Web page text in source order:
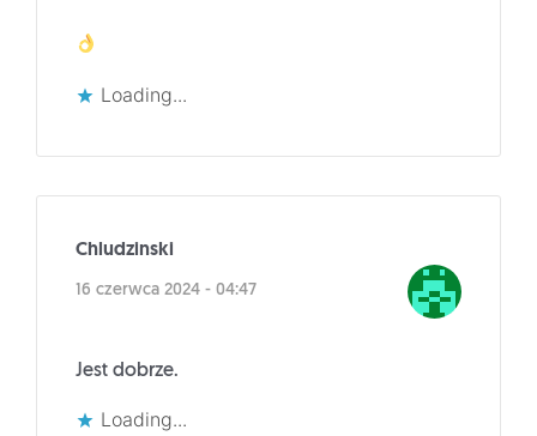
Loading...
Chludzinski
16 czerwca 2024 - 04:47
Jest dobrze.
Loading...